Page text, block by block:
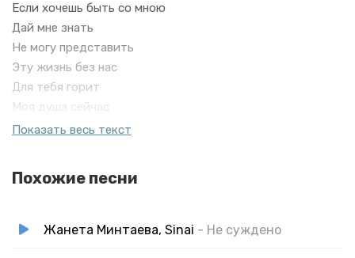
Если хочешь быть со мною
Дай мне знать
Не могу представить
Эту жизнь без нас
Для тебя горит
Моя душа сейчас
Отзовись
Показать весь текст
Похожие песни
Жанета Минтаева, Sinai - Не суждено